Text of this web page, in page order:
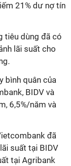
21% dư nợ tín
tiêu dùng đã có
lãi suất cho
bình quân của
BIDV và
6,5%/năm và
đã
suất tại BIDV
tại Agribank